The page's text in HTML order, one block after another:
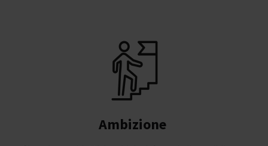
Ambizione